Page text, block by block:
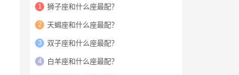
1 狮子座和什么座最配？
2 天蝎座和什么座最配？
3 双子座和什么座最配？
4 白羊座和什么座最配？